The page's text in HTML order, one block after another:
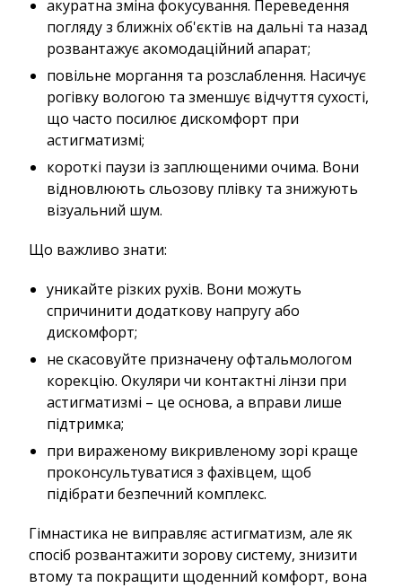
акуратна зміна фокусування. Переведення
погляду з ближніх об'єктів на дальні та назад
розвантажує акомодаційний апарат;
повільне моргання та розслаблення. Насичує
рогівку вологою та зменшує відчуття сухості,
що часто посилює дискомфорт при
астигматизмі;
короткі паузи із заплющеними очима. Вони
відновлюють сльозову плівку та знижують
візуальний шум.
Що важливо знати:
уникайте різких рухів. Вони можуть
спричинити додаткову напругу або
дискомфорт;
не скасовуйте призначену офтальмологом
корекцію. Окуляри чи контактні лінзи при
астигматизмі – це основа, а вправи лише
підтримка;
при вираженому викривленому зорі краще
проконсультуватися з фахівцем, щоб
підібрати безпечний комплекс.
Гімнастика не виправляє астигматизм, але як
спосіб розвантажити зорову систему, знизити
втому та покращити щоденний комфорт, вона